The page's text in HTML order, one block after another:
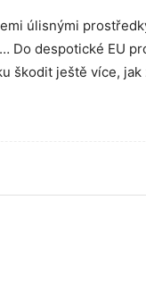
úlisnými
Do despotické EU
škodit ještě více, jak